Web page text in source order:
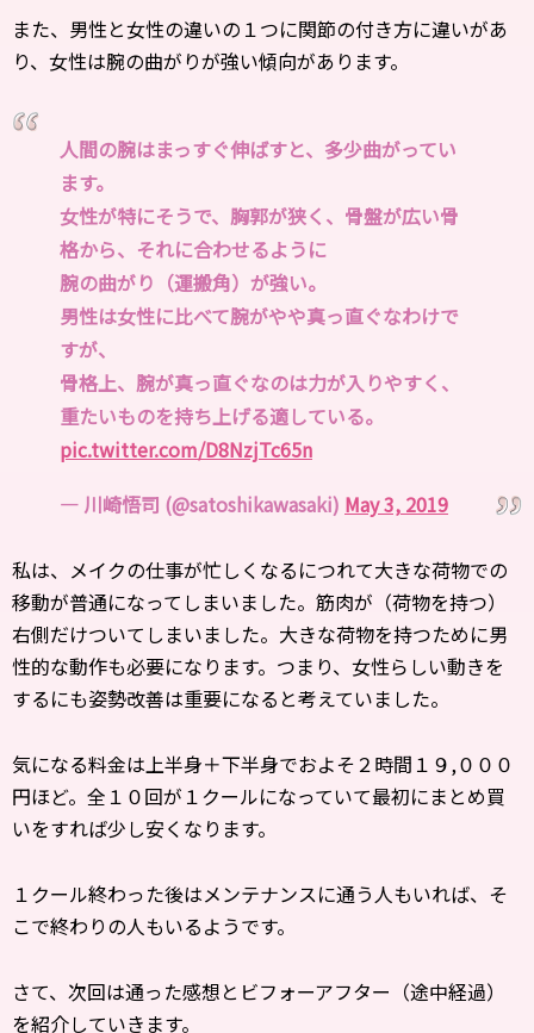
また、男性と女性の違いの１つに関節の付き方に違いがあ
り、女性は腕の曲がりが強い傾向があります。
人間の腕はまっすぐ伸ばすと、多少曲がってい
ます。
女性が特にそうで、胸郭が狭く、骨盤が広い骨
格から、それに合わせるように
腕の曲がり（運搬角）が強い。
男性は女性に比べて腕がやや真っ直ぐなわけで
すが、
骨格上、腕が真っ直ぐなのは力が入りやすく、
重たいものを持ち上げる適している。
pic.twitter.com/D8NzjTc65n
— 川崎悟司 (@satoshikawasaki) May 3, 2019
私は、メイクの仕事が忙しくなるにつれて大きな荷物での
移動が普通になってしまいました。筋肉が（荷物を持つ）
右側だけついてしまいました。大きな荷物を持つために男
性的な動作も必要になります。つまり、女性らしい動きを
するにも姿勢改善は重要になると考えていました。
気になる料金は上半身＋下半身でおよそ２時間１９,０００
円ほど。全１０回が１クールになっていて最初にまとめ買
いをすれば少し安くなります。
１クール終わった後はメンテナンスに通う人もいれば、そ
こで終わりの人もいるようです。
さて、次回は通った感想とビフォーアフター（途中経過）
を紹介していきます。